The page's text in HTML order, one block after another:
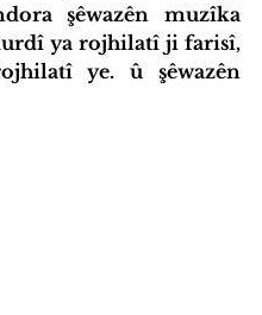
şêwazên muzîka
ya rojhilatî ji farisî,
ye. û şêwazên